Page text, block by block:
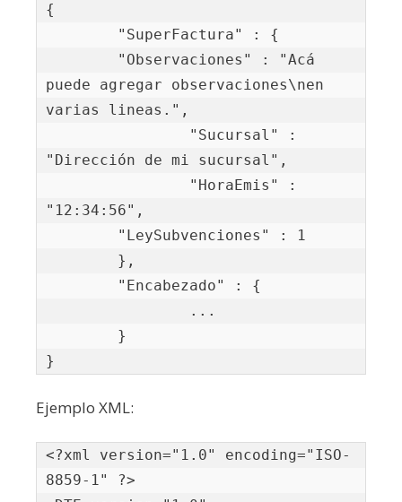
{
puede agregar observaciones\nen
varias lineas.",
"Dirección de mi sucursal",
"12:34:56",
}
Ejemplo XML:
<?xml version="1.0" encoding="ISO-
8859-1" ?>